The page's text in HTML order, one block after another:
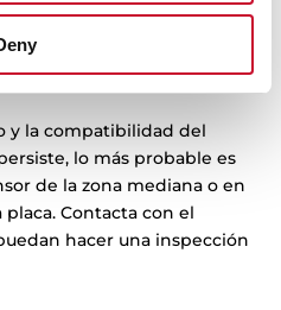
las instrucciones para
y la compatibilidad del
lo más probable es
de la zona mediana o en
Contacta con el
hacer una inspección